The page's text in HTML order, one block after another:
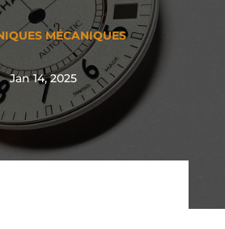
MÉCANIQUES
Jan 14, 2025